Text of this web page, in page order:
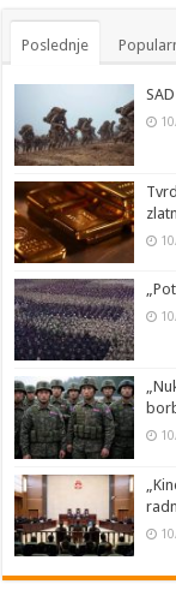
Poslednje